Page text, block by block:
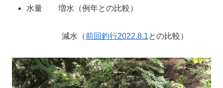
水量 増水（例年との比較）
減水（前回釣行2022.8.1との比較）